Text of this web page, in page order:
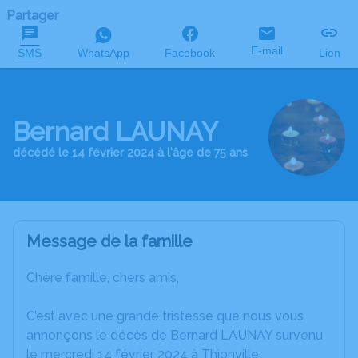
Partager
SMS WhatsApp Facebook E-mail Lien
Bernard LAUNAY
décédé le 14 février 2024 à l'âge de 75 ans
Message de la famille
Chère famille, chers amis,
C’est avec une grande tristesse que nous vous
annonçons le décès de Bernard LAUNAY survenu
le mercredi 14 février 2024 à Thionville.